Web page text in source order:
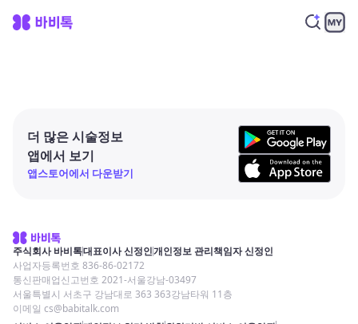
더 많은 시술정보
앱에서 보기
앱스토어에서 다운받기
주식회사 바비톡대표이사 신정인개인정보 관리책임자 신정인
사업자등록번호 836-86-02172
통신판매업신고번호 2021-서울강남-03497
서울특별시 서초구 강남대로 363 363강남타워 11층
이메일 cs@babitalk.com